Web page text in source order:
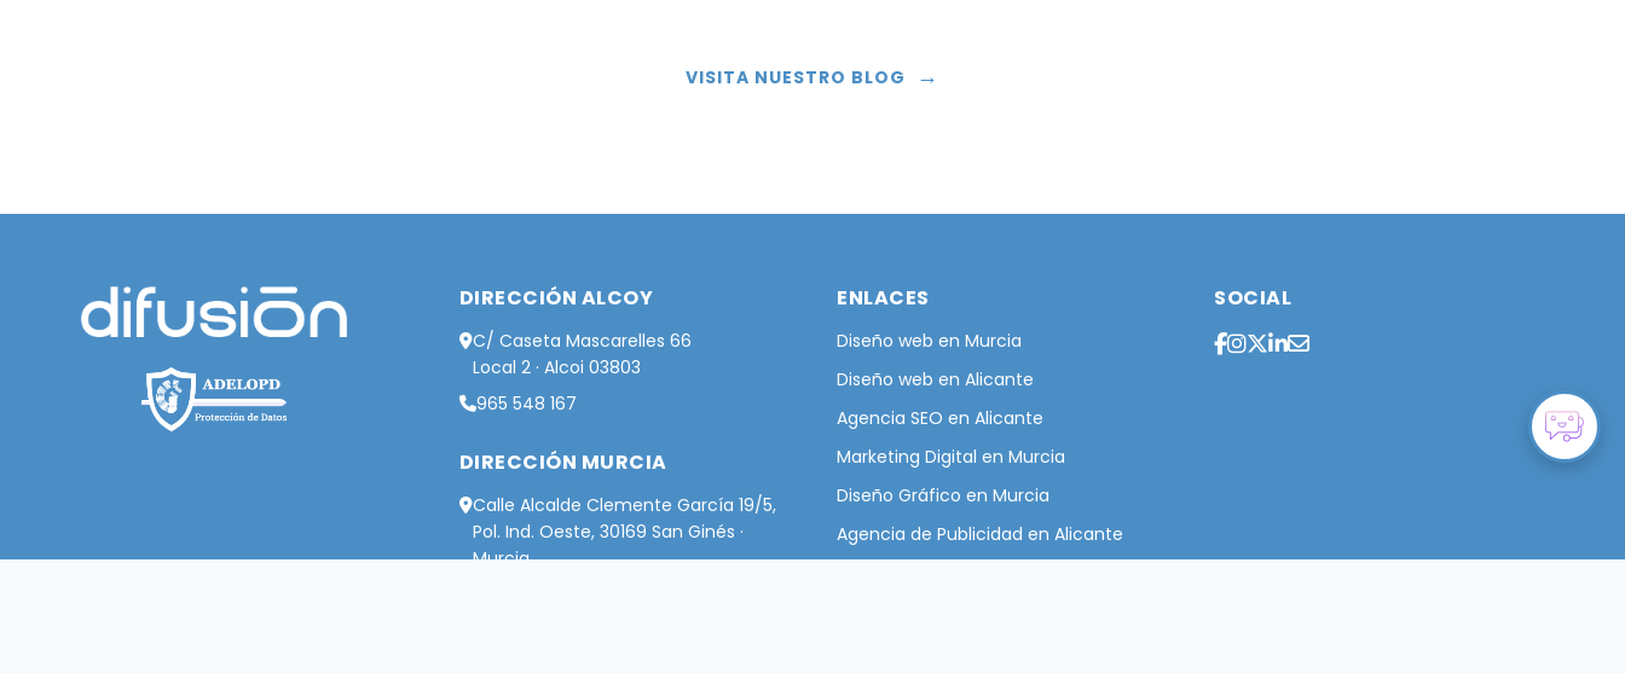
VISITA NUESTRO BLOG →
DIRECCIÓN ALCOY
C/ Caseta Mascarelles 66
Local 2 · Alcoi 03803
965 548 167
DIRECCIÓN MURCIA
Calle Alcalde Clemente García 19/5,
Pol. Ind. Oeste, 30169 San Ginés ·
Murcia
ENLACES
Diseño web en Murcia
Diseño web en Alicante
Agencia SEO en Alicante
Marketing Digital en Murcia
Diseño Gráfico en Murcia
Agencia de Publicidad en Alicante
SOCIAL